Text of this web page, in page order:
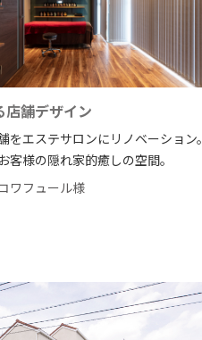
店舗デザイン
をエステサロンにリノベーション。
客様の隠れ家的癒しの空間。
ワフュール様